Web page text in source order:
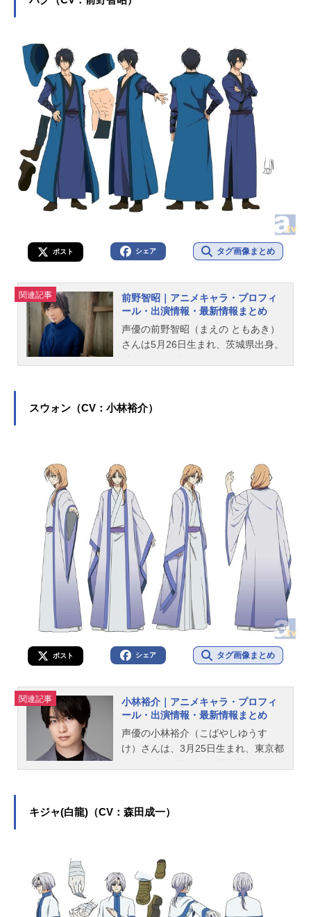
ポスト シェア タグ画像まとめ
関連記事
前野智昭｜アニメキャラ・プロフィ
ール・出演情報・最新情報まとめ
声優の前野智昭（まえの ともあき）
さんは5月26日生まれ、茨城県出身。
ーを多く演じています。こちらで
スウォン（CV：小林裕介）
ポスト シェア タグ画像まとめ
関連記事
小林裕介｜アニメキャラ・プロフィ
ール・出演情報・最新情報まとめ
声優の小林裕介（こばやしゆうす
け）さんは、3月25日生まれ、東京都
作品のキャラクターを多く演じてい
キジャ(白龍)（CV：森田成一）